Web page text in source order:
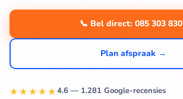
📞 Bel direct: 085 303
Plan afspraak →
★★★★★4.6 — 1.281 Google-recensies